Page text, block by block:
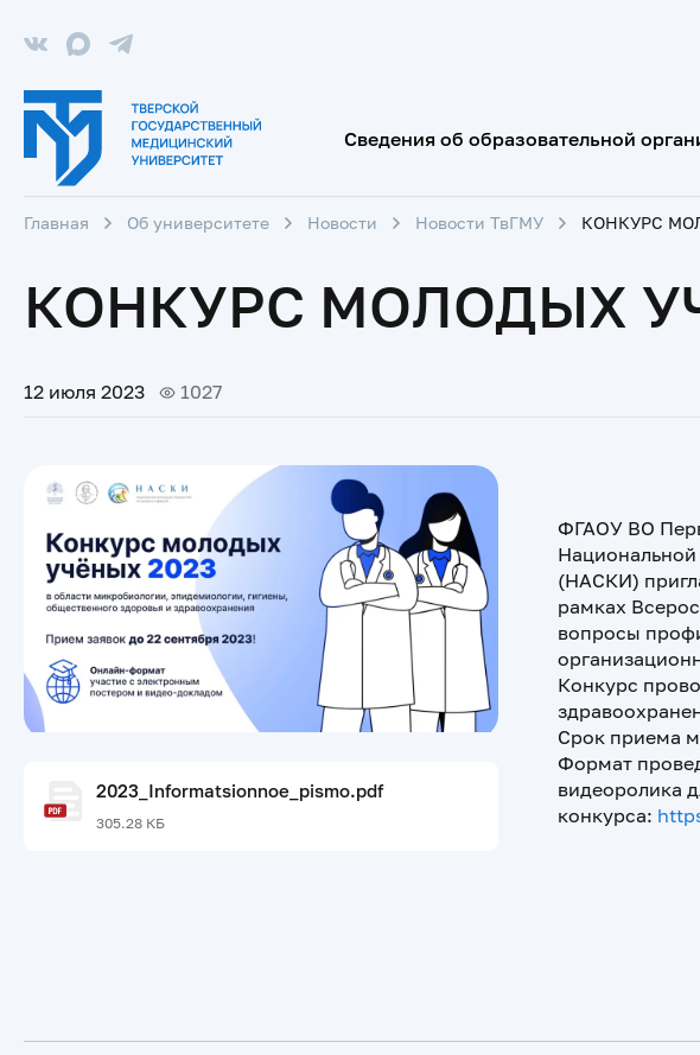
Сведения об образовательной
Главная Об университете Новости Новости ТвГМУ КОНКУРС
КОНКУРС МОЛОДЫХ
12 июля 2023 1027
2023_Informatsionnoe_pismo.pdf
305.28 КБ
ФГАОУ ВО
(НАСКИ)
рамках
вопросы
Конкурс
Срок приема
Формат
видеоролика
конкурса: